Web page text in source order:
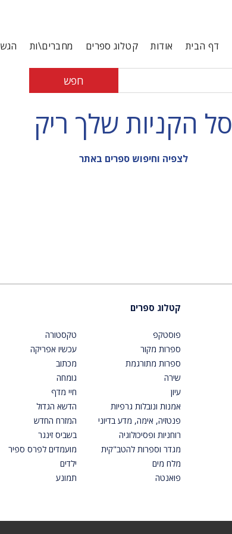
דף הבית אודות קטלוג ספרים מחברים\ות
חפש
סל הקניות שלך ריק
לצפיה וחיפוש ספרים באתר
קטלוג ספרים
פוסטקפ
ספרות מקור
ספרות מתורגמת
שירה
עיון
אמנות ונובלות גרפיות
פנטזיה, אימה, מדע בדיוני
רוחניות ופסיכולוגיה
מגדר וספרות להטב"קית
מלח מים
פואנטה
טקסטורה
עכשיו אפריקה
מכתוב
גומחה
חיי מדף
הדשא הגדול
המזרח החדש
בשביס זינגר
מועמדים לפרס ספיר
ילדים
תמונע